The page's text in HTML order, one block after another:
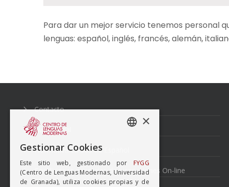
Para dar un mejor servicio tenemos personal
lenguas: español, inglés, francés, alemán,
de
Contacto
Aviso Legal
Normativa cursos de Español
Condiciones generales de inscripciones On-line
×
Gestionar Cookies
Este sitio web, gestionado por FYGG
(Centro de Lenguas Modernas, Universidad
de Granada), utiliza cookies propias y de